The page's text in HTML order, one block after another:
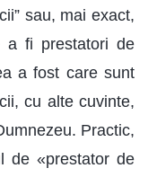
sau, mai exact,
a fi prestatori de
a fost care sunt
cu alte cuvinte,
Practic,
de «prestator de